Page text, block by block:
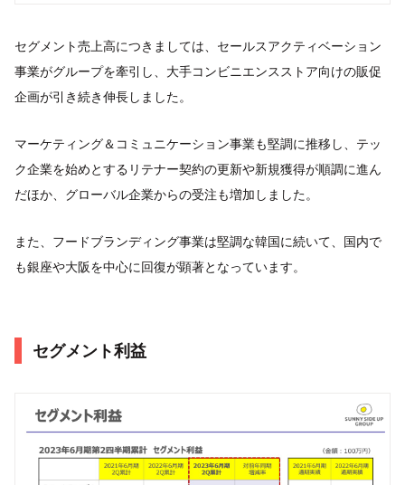
セグメント売上高につきましては、セールスアクティベーション
事業がグループを牽引し、大手コンビニエンスストア向けの販促
企画が引き続き伸長しました。
マーケティング＆コミュニケーション事業も堅調に推移し、テッ
ク企業を始めとするリテナー契約の更新や新規獲得が順調に進ん
だほか、グローバル企業からの受注も増加しました。
また、フードブランディング事業は堅調な韓国に続いて、国内で
も銀座や大阪を中心に回復が顕著となっています。
セグメント利益